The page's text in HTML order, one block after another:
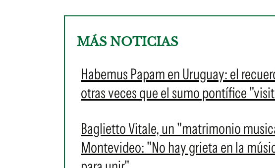
MÁS NOTICIAS
Habemus Papam en Uruguay: el
otras veces que el sumo pontífice
Baglietto Vitale, un "matrimonio
Montevideo: "No hay grieta en la